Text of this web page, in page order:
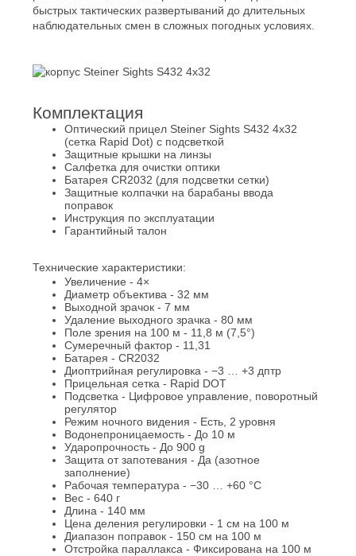
быстрых тактических развертываний до длительных
наблюдательных смен в сложных погодных условиях.
Комплектация
Оптический прицел Steiner Sights S432 4x32
(сетка Rapid Dot) с подсветкой
Защитные крышки на линзы
Салфетка для очистки оптики
Батарея CR2032 (для подсветки сетки)
Защитные колпачки на барабаны ввода
поправок
Инструкция по эксплуатации
Гарантийный талон
Технические характеристики:
Увеличение - 4×
Диаметр объектива - 32 мм
Выходной зрачок - 7 мм
Удаление выходного зрачка - 80 мм
Поле зрения на 100 м - 11,8 м (7,5°)
Сумеречный фактор - 11,31
Батарея - CR2032
Диоптрийная регулировка - −3 … +3 дптр
Прицельная сетка - Rapid DOT
Подсветка - Цифровое управление, поворотный
регулятор
Режим ночного видения - Есть, 2 уровня
Водонепроницаемость - До 10 м
Ударопрочность - До 900 g
Защита от запотевания - Да (азотное
заполнение)
Рабочая температура - −30 … +60 °C
Вес - 640 г
Длина - 140 мм
Цена деления регулировки - 1 см на 100 м
Диапазон поправок - 150 см на 100 м
Отстройка параллакса - Фиксирована на 100 м